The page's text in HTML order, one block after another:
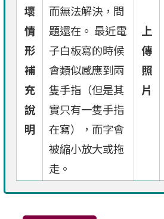
壞
情
形
補
充
說
明
而無法解決，問
題還在。 最近電
子白板寫的時候
會類似感應到兩
隻手指（但是其
實只有一隻手指
在寫），而字會
被縮小放大或拖
走。
上
傳
照
片